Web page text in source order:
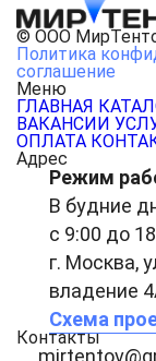
© ООО
Политика
соглашение
Меню
ГЛАВНАЯ
ВАКАНСИИ
ОПЛАТА
Адрес
Режим
В будние
с 9:00 до
г. Москва,
владение
Схема
Контакты